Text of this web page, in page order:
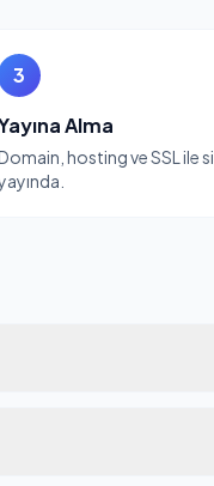
3
Alma
hosting ve SSL ile